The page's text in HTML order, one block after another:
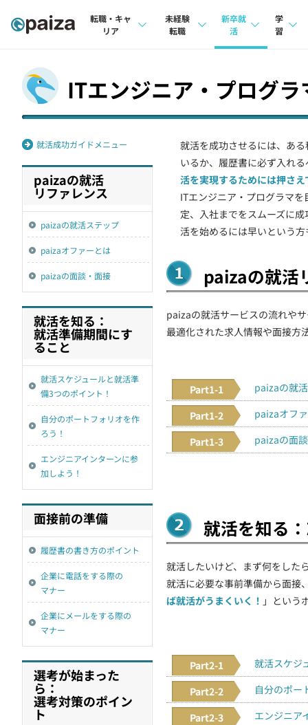
転職・キャ
リア
インタビュー
未経験
転職
インタビュー
新卒就
活
本選考
新卒エージェント
イベント・セミナー
インタビュー
学
習
問題集
リフ
プラン
法人
契約
ITエンジニア・プログ
就活を成功させるには、あ
いるか、履歴書に必ず入れ
活を実現するためには押さ
ITエンジニア・プログラマ
定、入社までをスムーズに
活を始めるには早いという
paizaの就活
paizaの就活サービスの流れや
最適化された求人情報や面接方
Part1-1 paizaの就
Part1-2 paizaオフ
Part1-3 paizaの面
就活を知る
就活したいけど、まず何をした
就活に必要な事前準備から面接
ば就活がうまくいく！ 」という
Part2-1 就活スケジ
Part2-2 自分のポー
Part2-3 エンジニア
就活成功ガイドメニュー
paizaの就活
リファレンス
paizaの就活ステップ
paizaオファーとは
paizaの面談・面接
就活を知る：
就活準備期間にす
ること
就活スケジュールと就活準
備3つのポイント！
自分のポートフォリオを作
ろう！
エンジニアインターンに参
加しよう！
面接前の準備
履歴書の書き方のポイント
企業に電話をする際の
マナー
企業にメールをする際の
マナー
選考が始まった
ら：
選考対策のポイン
ト